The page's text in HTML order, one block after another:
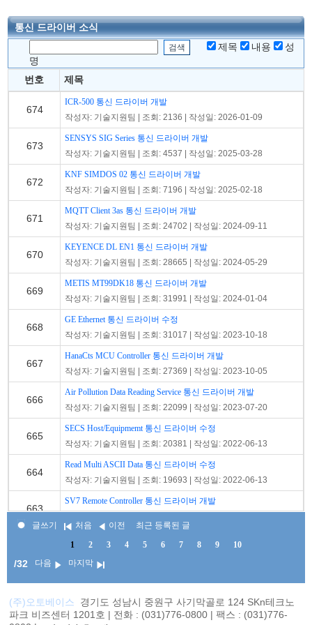
통신 드라이버 소식
제목
내용
성
명
번호 제목
674
ICR-500 통신 드라이버 개발
작성자: 기술지원팀 | 조회: 2136 | 작성일: 2026-01-09
673
SENSYS SIG Series 통신 드라이버 개발
작성자: 기술지원팀 | 조회: 4537 | 작성일: 2025-03-28
672
KNF SIMDOS 02 통신 드라이버 개발
작성자: 기술지원팀 | 조회: 7196 | 작성일: 2025-02-18
671
MQTT Client 3as 통신 드라이버 개발
작성자: 기술지원팀 | 조회: 24702 | 작성일: 2024-09-11
670
KEYENCE DL EN1 통신 드라이버 개발
작성자: 기술지원팀 | 조회: 28665 | 작성일: 2024-05-29
669
METIS MT99DK18 통신 드라이버 개발
작성자: 기술지원팀 | 조회: 31991 | 작성일: 2024-01-04
668
GE Ethernet 통신 드라이버 수정
작성자: 기술지원팀 | 조회: 31017 | 작성일: 2023-10-18
667
HanaCts MCU Controller 통신 드라이버 개발
작성자: 기술지원팀 | 조회: 27369 | 작성일: 2023-10-05
666
Air Pollution Data Reading Service 통신 드라이버 개발
작성자: 기술지원팀 | 조회: 22099 | 작성일: 2023-07-20
665
SECS Host/Equipmemt 통신 드라이버 수정
작성자: 기술지원팀 | 조회: 20381 | 작성일: 2022-06-13
664
Read Multi ASCII Data 통신 드라이버 수정
작성자: 기술지원팀 | 조회: 19693 | 작성일: 2022-06-13
663
SV7 Remote Controller 통신 드라이버 개발
660
659
NJTP, NJTP_SERVER 통신 드라이버 수정
글쓰기 처음 이전 최근 등록된 글
1 2 3 4 5 6 7 8 9 10
/32 다음 마지막
(주)오토베이스 경기도 성남시 중원구 사기막골로 124 SKn테크노
파크 비즈센터 1201호 | 전화 : (031)776-0800 | 팩스 : (031)776-